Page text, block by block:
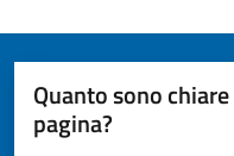
Quanto sono
pagina?